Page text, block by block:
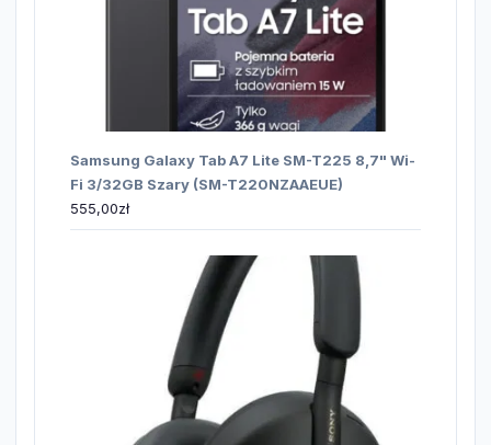
Samsung Galaxy Tab A7 Lite SM-T225 8,7" Wi-
Fi 3/32GB Szary (SM-T220NZAAEUE)
555,00zł